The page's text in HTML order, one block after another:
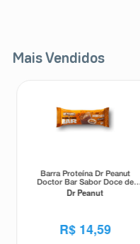
Mais Vendidos
Barra Proteína Dr Peanut
Doctor Bar Sabor Doce de
Leite 62g
Dr Peanut
R$ 14,59
10ºabsorvente